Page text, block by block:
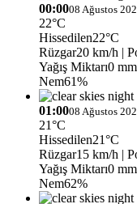
00:0008 Ağustos
22°C
Hissedilen22°C
Rüzgar20 km/h |
Yağış Miktarı0
Nem61%
01:0008 Ağustos
21°C
Hissedilen21°C
Rüzgar15 km/h |
Yağış Miktarı0
Nem62%